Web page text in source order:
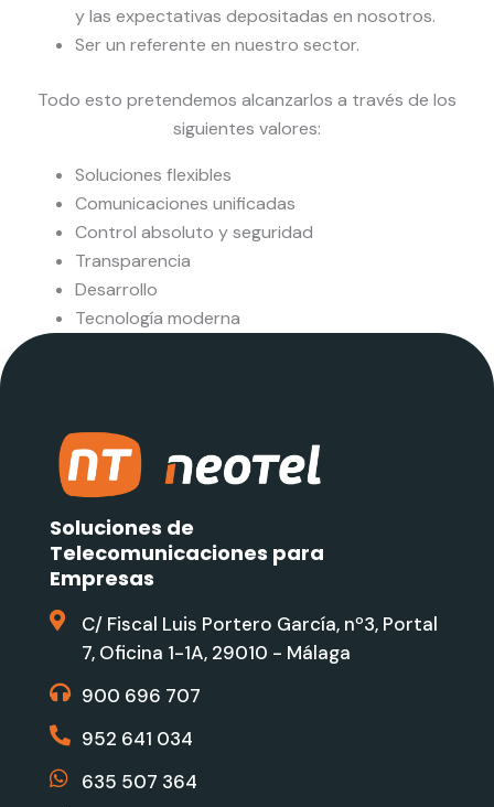
y las expectativas depositadas en nosotros.
Ser un referente en nuestro sector.
Todo esto pretendemos alcanzarlos a través de los
siguientes valores:
Soluciones flexibles
Comunicaciones unificadas
Control absoluto y seguridad
Transparencia
Desarrollo
Tecnología moderna
Soluciones de
Telecomunicaciones para
Empresas
C/ Fiscal Luis Portero García, nº3, Portal
7, Oficina 1-1A, 29010 - Málaga
900 696 707
952 641 034
635 507 364